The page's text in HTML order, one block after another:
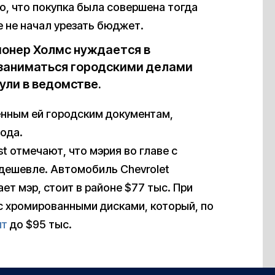
что покупка была совершена тогда
начал урезать бюджет.
Холмс нуждается в
городскими делами
в ведомстве.
ей городским документам,
отмечают, что мэрия во главе с
Автомобиль Chevrolet
мэр, стоит в районе $77 тыс. При
хромированными дисками, который, по
до $95 тыс.